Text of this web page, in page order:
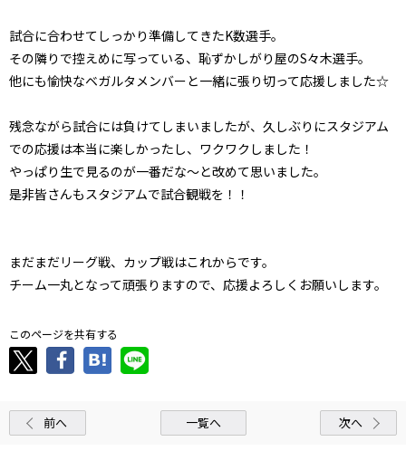
試合に合わせてしっかり準備してきたK数選手。
その隣りで控えめに写っている、恥ずかしがり屋のS々木選手。
他にも愉快なベガルタメンバーと一緒に張り切って応援しました☆
残念ながら試合には負けてしまいましたが、久しぶりにスタジアム
での応援は本当に楽しかったし、ワクワクしました！
やっぱり生で見るのが一番だな～と改めて思いました。
是非皆さんもスタジアムで試合観戦を！！
まだまだリーグ戦、カップ戦はこれからです。
チーム一丸となって頑張りますので、応援よろしくお願いします。
このページを共有する
前へ 一覧へ 次へ